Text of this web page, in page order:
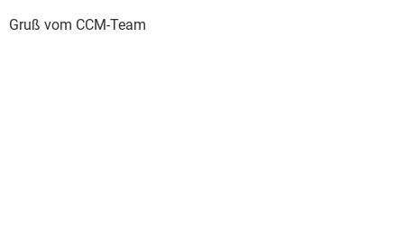
Gruß vom CCM-Team